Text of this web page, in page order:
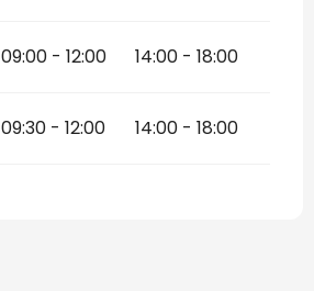
09:00 - 12:00 14:00 - 18:00
09:30 - 12:00 14:00 - 18:00